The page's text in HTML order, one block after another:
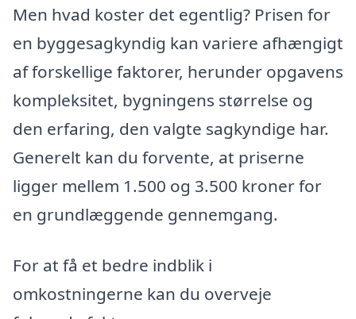
Men hvad koster det egentlig? Prisen for
en byggesagkyndig kan variere afhængigt
af forskellige faktorer, herunder opgavens
kompleksitet, bygningens størrelse og
den erfaring, den valgte sagkyndige har.
Generelt kan du forvente, at priserne
ligger mellem 1.500 og 3.500 kroner for
en grundlæggende gennemgang.
For at få et bedre indblik i
omkostningerne kan du overveje